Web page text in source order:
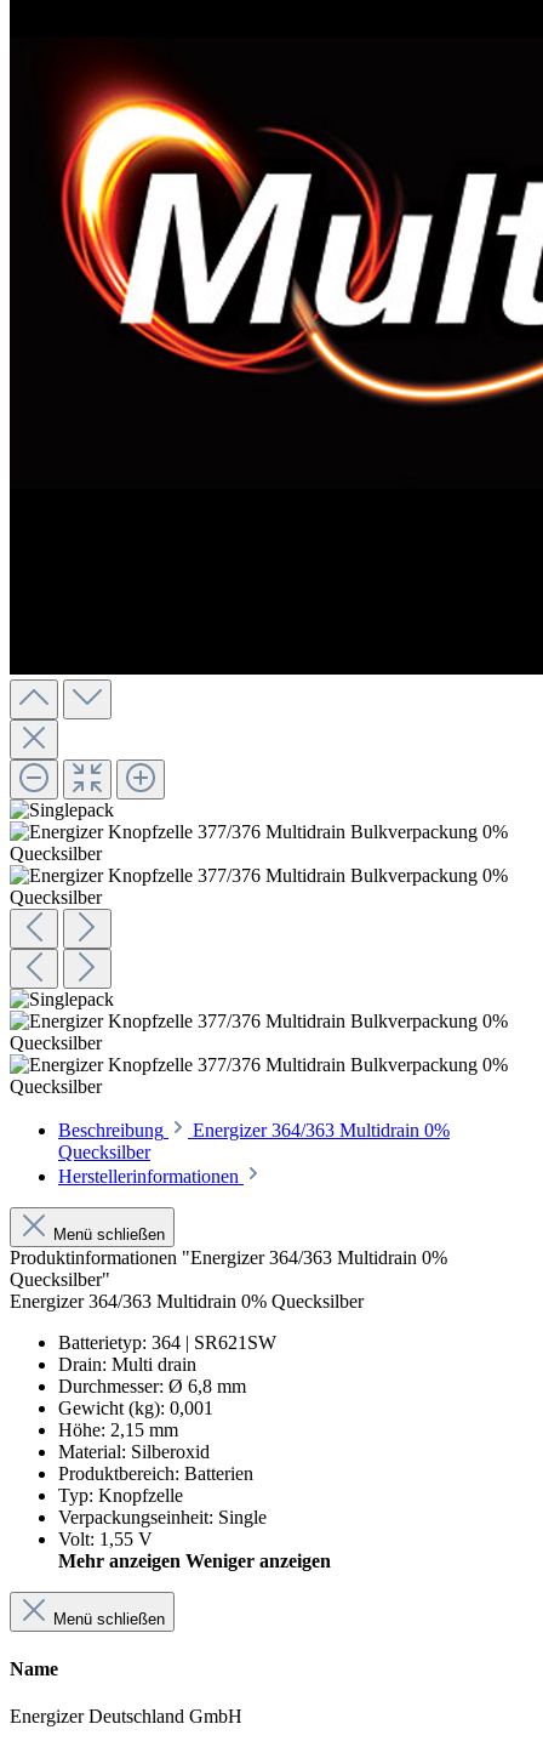
Beschreibung
Energizer 364/363 Multidrain 0%
Quecksilber
Herstellerinformationen
Menü schließen
Produktinformationen "Energizer 364/363 Multidrain 0%
Quecksilber"
Energizer 364/363 Multidrain 0% Quecksilber
Batterietyp: 364 | SR621SW
Drain: Multi drain
Durchmesser: Ø 6,8 mm
Gewicht (kg): 0,001
Höhe: 2,15 mm
Material: Silberoxid
Produktbereich: Batterien
Typ: Knopfzelle
Verpackungseinheit: Single
Volt: 1,55 V
Mehr anzeigen Weniger anzeigen
Menü schließen
Name
Energizer Deutschland GmbH